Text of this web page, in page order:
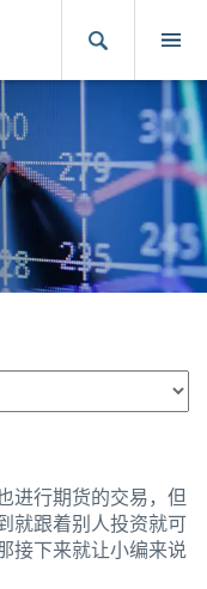
进行期货的交易，但
就跟着别人投资就可
接下来就让小编来说